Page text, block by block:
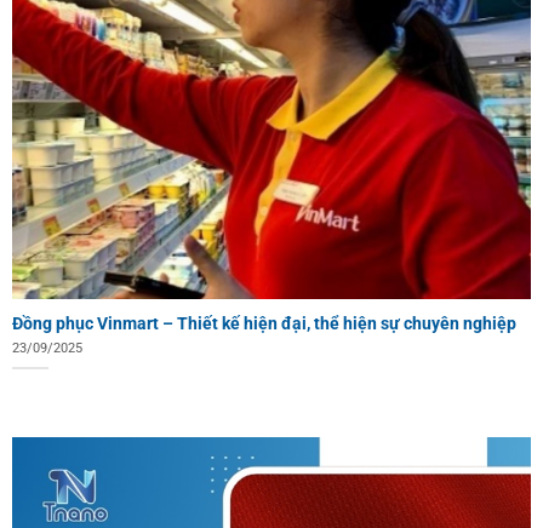
Đồng phục Vinmart – Thiết kế hiện đại, thể hiện sự chuyên nghiệp
23/09/2025